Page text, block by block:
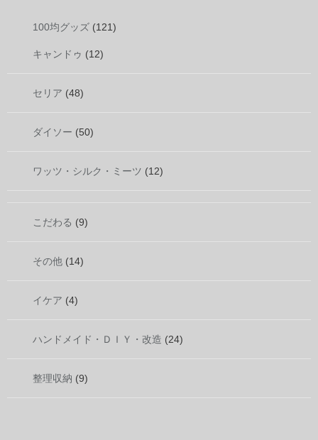
100均グッズ (121)
キャンドゥ (12)
セリア (48)
ダイソー (50)
ワッツ・シルク・ミーツ (12)
こだわる (9)
その他 (14)
イケア (4)
ハンドメイド・ＤＩＹ・改造 (24)
整理収納 (9)